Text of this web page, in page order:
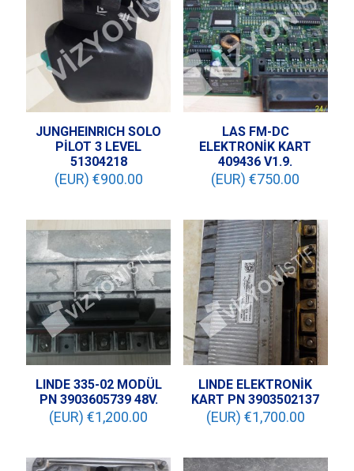
JUNGHEINRICH SOLO
PİLOT 3 LEVEL
51304218
(EUR) €900.00
LAS FM-DC
ELEKTRONİK KART
409436 V1.9.
(EUR) €750.00
LINDE 335-02 MODÜL
PN 3903605739 48V.
(EUR) €1,200.00
LINDE ELEKTRONİK
KART PN 3903502137
(EUR) €1,700.00